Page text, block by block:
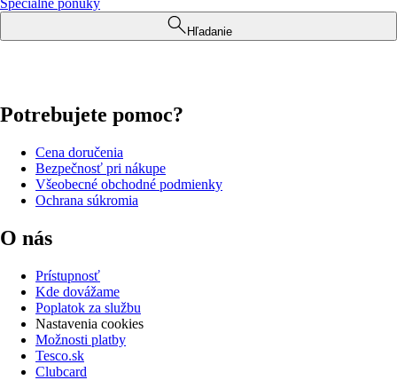
Špeciálne ponuky
Hľadanie
Potrebujete pomoc?
Cena doručenia
Bezpečnosť pri nákupe
Všeobecné obchodné podmienky
Ochrana súkromia
O nás
Prístupnosť
Kde dovážame
Poplatok za službu
Nastavenia cookies
Možnosti platby
Tesco.sk
Clubcard